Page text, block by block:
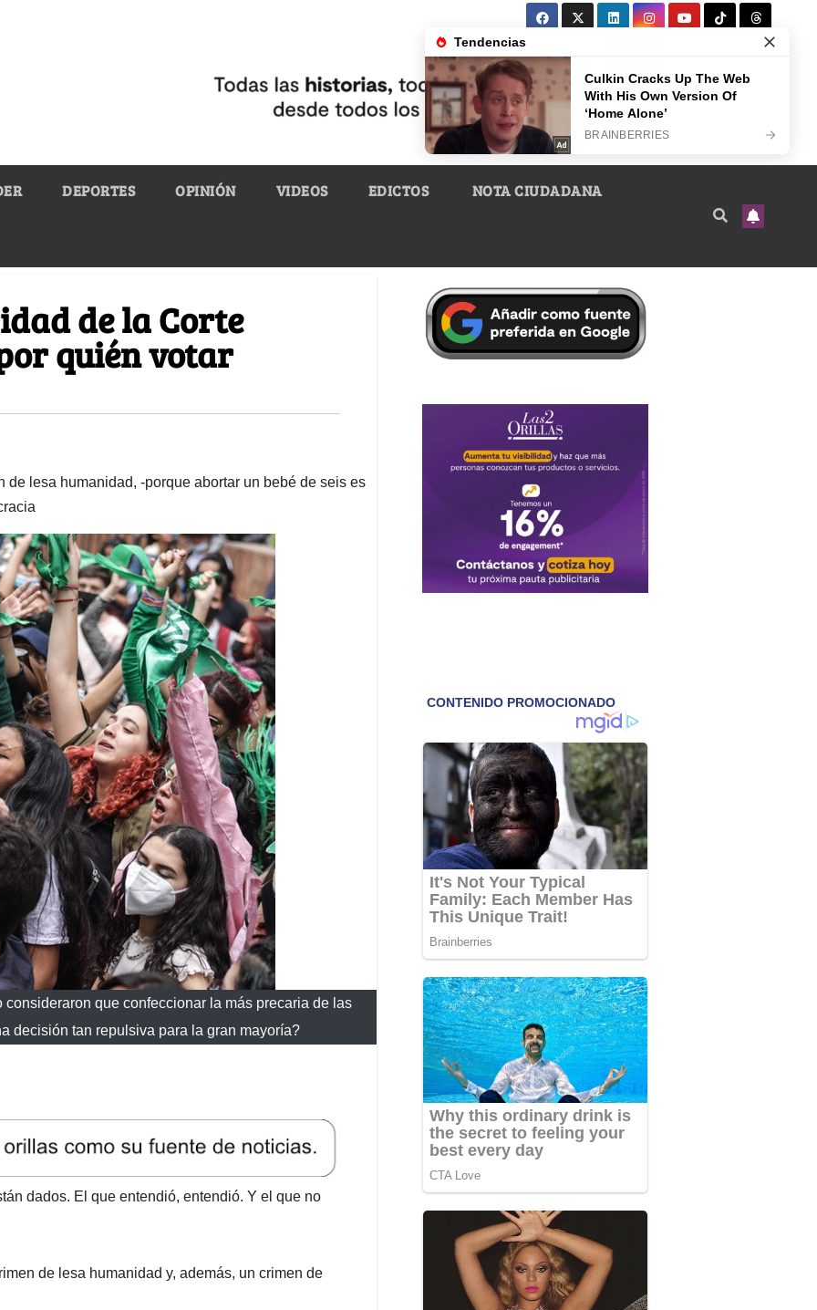
DEPORTES OPINIÓN VIDEOS EDICTOS NOTA CIUDADANA
de la Corte
quién votar
lesa humanidad, -porque abortar un bebé de seis es
que confeccionar la más precaria de las
decisión tan repulsiva para la gran mayoría?
dados. El que entendió, entendió. Y el que no
de lesa humanidad y, además, un crimen de